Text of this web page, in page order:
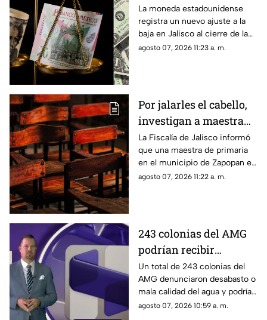
de agosto: Así cierra la
divisa en Guadalajara
La moneda estadounidense
registra un nuevo ajuste a la
baja en Jalisco al cierre de la
primera semana de agosto.
agosto 07, 2026 11:23 a. m.
Por jalarles el cabello,
investigan a maestra
de primaria en
Zapopan
La Fiscalía de Jalisco informó
que una maestra de primaria
en el municipio de Zapopan es
investigada por presuntamente
agosto 07, 2026 11:22 a. m.
243 colonias del AMG
podrían recibir
descuentos por fallas
en el servicio de agua
Un total de 243 colonias del
AMG denunciaron desabasto o
mala calidad del agua y podrían
recibir un descuento
agosto 07, 2026 10:59 a. m.